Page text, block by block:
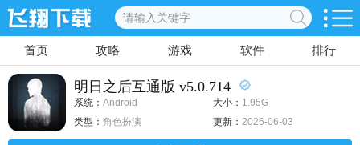
首页 攻略 游戏 软件 排行
明日之后互通版 v5.0.714
系统： Android 大小： 1.95G
类型： 角色扮演 更新： 2026-06-03